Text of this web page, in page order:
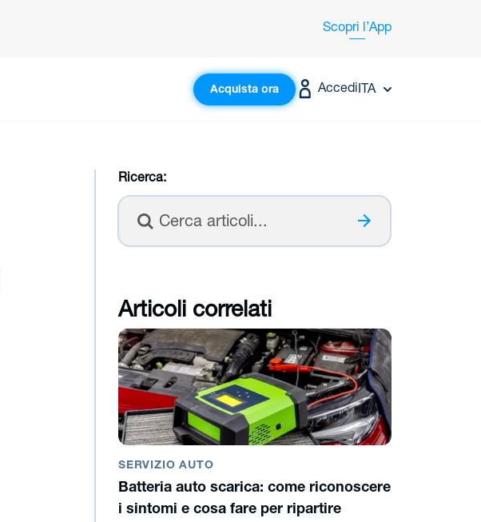
Scopri l’App
Acquista ora AccediITA
Ricerca:
Cerca
Articoli correlati
SERVIZIO AUTO
Batteria auto scarica: come riconoscere
i sintomi e cosa fare per ripartire